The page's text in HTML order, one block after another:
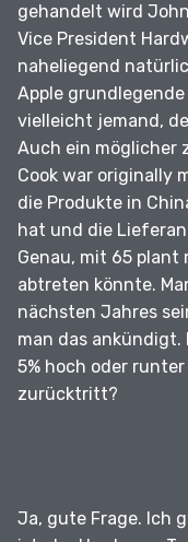
gehandelt wird
Vice President
naheliegend
Apple
vielleicht jemand,
Auch ein möglicher
Cook war originally
die Produkte in
hat und die
Genau, mit 65
abtreten könnte.
nächsten Jahres
man das ankündigt.
5% hoch oder
zurücktritt?
Ja, gute Frage. Ich